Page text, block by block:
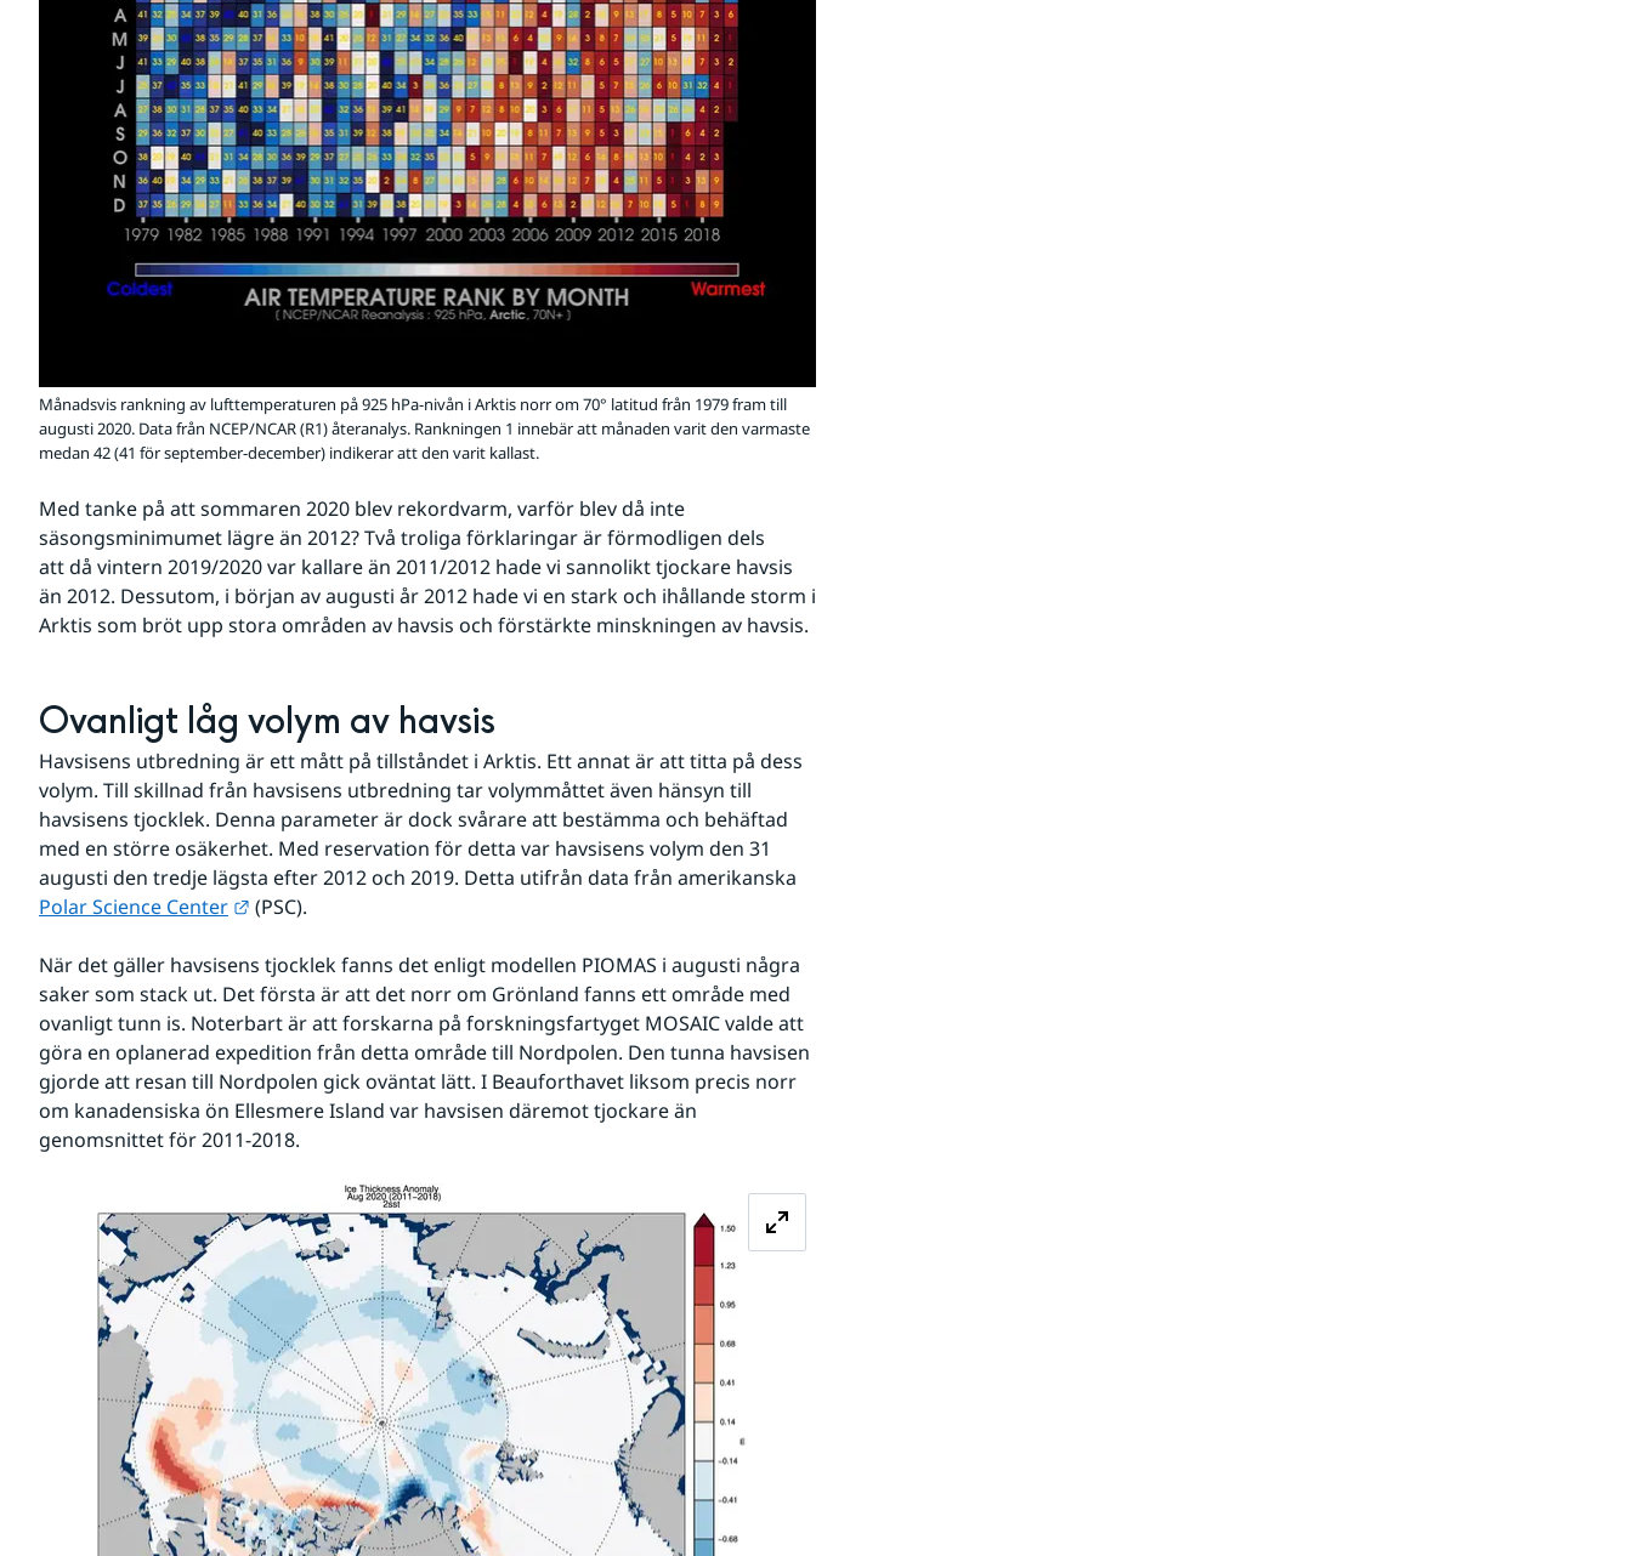
Månadsvis rankning av lufttemperaturen på 925 hPa-nivån i Arktis norr om 70° latitud från 1979 fram till
augusti 2020. Data från NCEP/NCAR (R1) återanalys. Rankningen 1 innebär att månaden varit den varmaste
medan 42 (41 för september-december) indikerar att den varit kallast.
Med tanke på att sommaren 2020 blev rekordvarm, varför blev då inte
säsongsminimumet lägre än 2012? Två troliga förklaringar är förmodligen dels
att då vintern 2019/2020 var kallare än 2011/2012 hade vi sannolikt tjockare havsis
än 2012. Dessutom, i början av augusti år 2012 hade vi en stark och ihållande storm i
Arktis som bröt upp stora områden av havsis och förstärkte minskningen av havsis.
Ovanligt låg volym av havsis
Havsisens utbredning är ett mått på tillståndet i Arktis. Ett annat är att titta på dess
volym. Till skillnad från havsisens utbredning tar volymmåttet även hänsyn till
havsisens tjocklek. Denna parameter är dock svårare att bestämma och behäftad
med en större osäkerhet. Med reservation för detta var havsisens volym den 31
Polar Science Center
Länk till annan webbplats.
(PSC).
När det gäller havsisens tjocklek fanns det enligt modellen PIOMAS i augusti några
saker som stack ut. Det första är att det norr om Grönland fanns ett område med
ovanligt tunn is. Noterbart är att forskarna på forskningsfartyget MOSAIC valde att
göra en oplanerad expedition från detta område till Nordpolen. Den tunna havsisen
gjorde att resan till Nordpolen gick oväntat lätt. I Beauforthavet liksom precis norr
om kanadensiska ön Ellesmere Island var havsisen däremot tjockare än
genomsnittet för 2011-2018.